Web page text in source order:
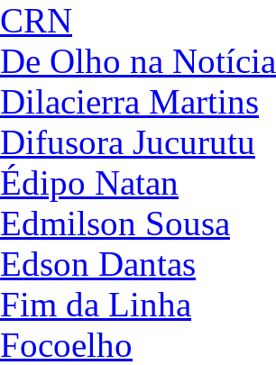
CRN
De Olho na Notícia
Dilacierra Martins
Difusora Jucurutu
Édipo Natan
Edmilson Sousa
Edson Dantas
Fim da Linha
Focoelho